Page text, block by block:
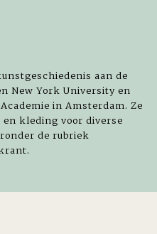
aan de
New York University en
in Amsterdam. Ze
kleding voor diverse
de rubriek